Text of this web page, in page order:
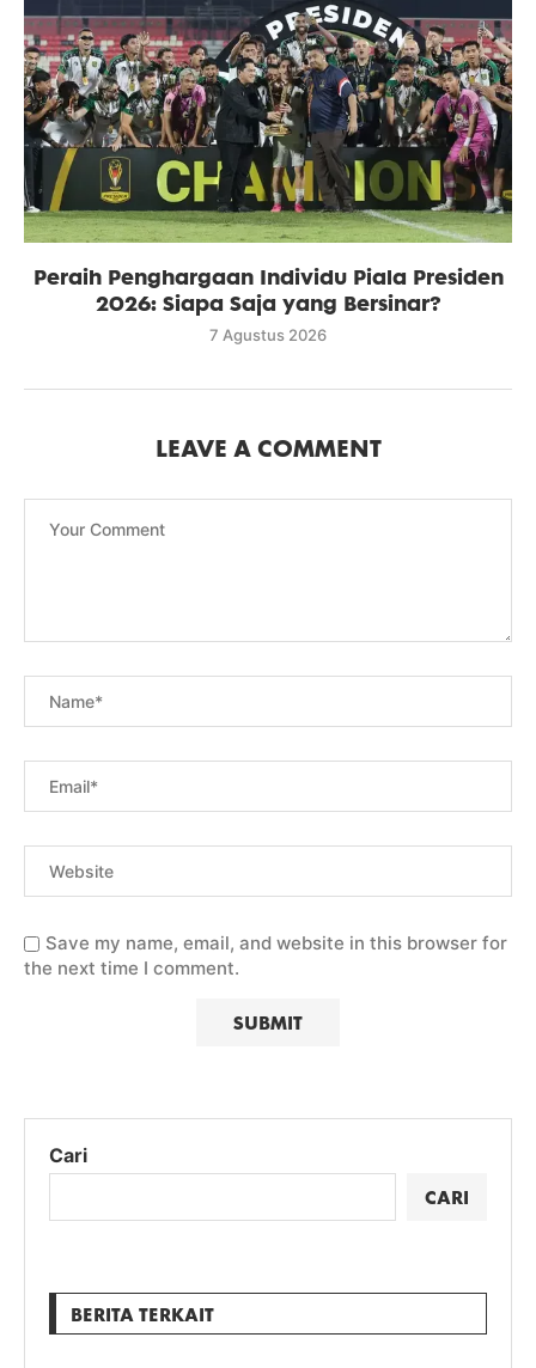
Peraih Penghargaan Individu Piala Presiden
2026: Siapa Saja yang Bersinar?
7 Agustus 2026
LEAVE A COMMENT
Save my name, email, and website in this browser for
the next time I comment.
Cari
CARI
BERITA TERKAIT